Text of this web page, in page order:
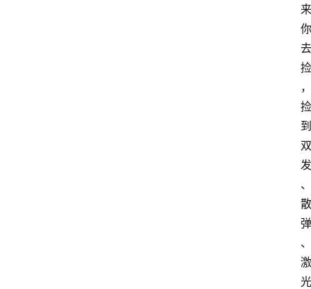
来
你
去
捡
，
捡
到
双
发
、
散
弹
、
激
光